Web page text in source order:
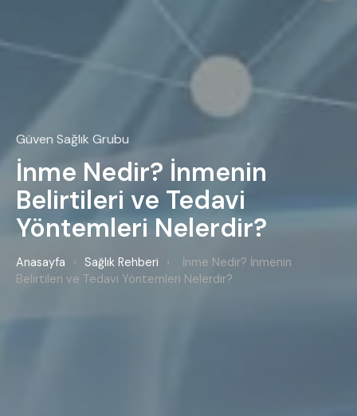
Güven Sağlık Grubu
İnme Nedir? İnmenin
Belirtileri ve Tedavi
Yöntemleri Nelerdir?
Anasayfa › Sağlık Rehberi ›
İnme Nedir? İnmenin
Belirtileri ve Tedavi Yöntemleri Nelerdir?